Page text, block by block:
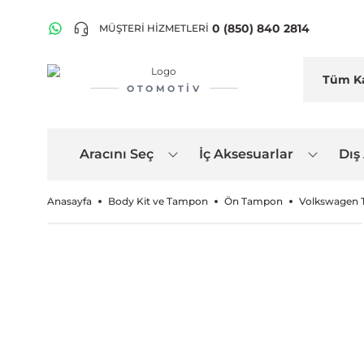
MÜŞTERİ HİZMETLERİ 0 (850) 840 2814
OTOMOTIV
Aracını Seç İç Aksesuarlar
Anasayfa Body Kit ve Tampon Ön Tampon Volkswagen